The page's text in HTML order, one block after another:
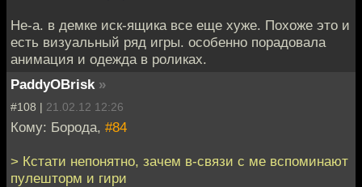
Не-а. в демке иск-ящика все еще хуже. Похоже это и
есть визуальный ряд игры. особенно порадовала
анимация и одежда в роликах.
PaddyOBrisk »
#108 | 21.02.12 12:26
Кому: Борода, #84
> Кстати непонятно, зачем в-связи с ме вспоминают
пулешторм и гири